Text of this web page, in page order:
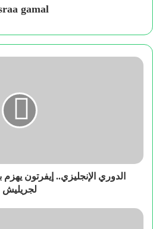
gamal
الدوري الإنجليزي.. إيفرتون
لجريليش